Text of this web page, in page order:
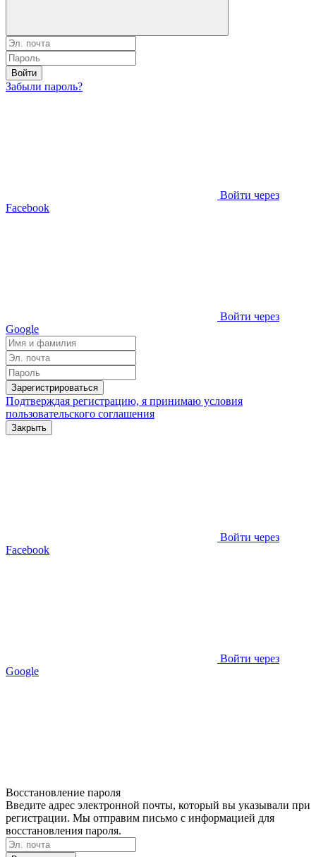
Войти
Забыли пароль?
Войти через
Facebook
Войти через
Google
Зарегистрироваться
Подтверждая регистрацию, я принимаю условия
пользовательского соглашения
Закрыть
Войти через
Facebook
Войти через
Google
Восстановление пароля
Введите адрес электронной почты, который вы указывали при
регистрации. Мы отправим письмо с информацией для
восстановления пароля.